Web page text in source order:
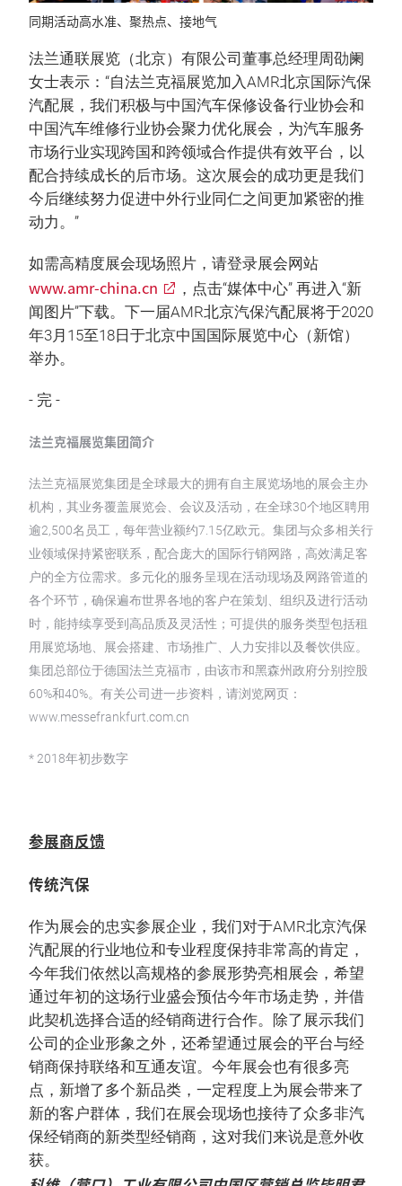
同期活动高水准、聚热点、接地气
法兰通联展览（北京）有限公司董事总经理周劭阑
女士表示：“自法兰克福展览加入AMR北京国际汽保
汽配展，我们积极与中国汽车保修设备行业协会和
中国汽车维修行业协会聚力优化展会，为汽车服务
市场行业实现跨国和跨领域合作提供有效平台，以
配合持续成长的后市场。这次展会的成功更是我们
今后继续努力促进中外行业同仁之间更加紧密的推
动力。”
如需高精度展会现场照片，请登录展会网站
www.amr-china.cn
，点击“媒体中心” 再进入“新
闻图片”下载。下一届AMR北京汽保汽配展将于2020
年3月15至18日于北京中国国际展览中心（新馆）
举办。
- 完 -
法兰克福展览集团简介
法兰克福展览集团是全球最大的拥有自主展览场地的展会主办
机构，其业务覆盖展览会、会议及活动，在全球30个地区聘用
逾2,500名员工，每年营业额约7.15亿欧元。集团与众多相关行
业领域保持紧密联系，配合庞大的国际行销网路，高效满足客
户的全方位需求。多元化的服务呈现在活动现场及网路管道的
各个环节，确保遍布世界各地的客户在策划、组织及进行活动
时，能持续享受到高品质及灵活性；可提供的服务类型包括租
用展览场地、展会搭建、市场推广、人力安排以及餐饮供应。
集团总部位于德国法兰克福市，由该市和黑森州政府分别控股
60%和40%。有关公司进一步资料，请浏览网页：
www.messefrankfurt.com.cn
* 2018年初步数字
参展商反馈
传统汽保
作为展会的忠实参展企业，我们对于AMR北京汽保
汽配展的行业地位和专业程度保持非常高的肯定，
今年我们依然以高规格的参展形势亮相展会，希望
通过年初的这场行业盛会预估今年市场走势，并借
此契机选择合适的经销商进行合作。除了展示我们
公司的企业形象之外，还希望通过展会的平台与经
销商保持联络和互通友谊。今年展会也有很多亮
点，新增了多个新品类，一定程度上为展会带来了
新的客户群体，我们在展会现场也接待了众多非汽
保经销商的新类型经销商，这对我们来说是意外收
获。